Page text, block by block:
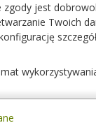
Interakcje
zgody jest
Twoich